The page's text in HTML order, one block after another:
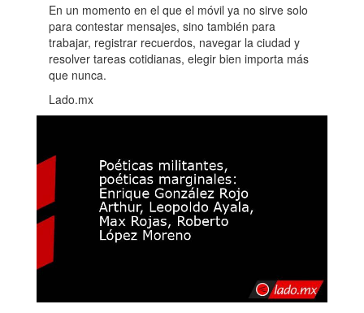
En un momento en el que el móvil ya no sirve solo
para contestar mensajes, sino también para
trabajar, registrar recuerdos, navegar la ciudad y
resolver tareas cotidianas, elegir bien importa más
que nunca.
Lado.mx